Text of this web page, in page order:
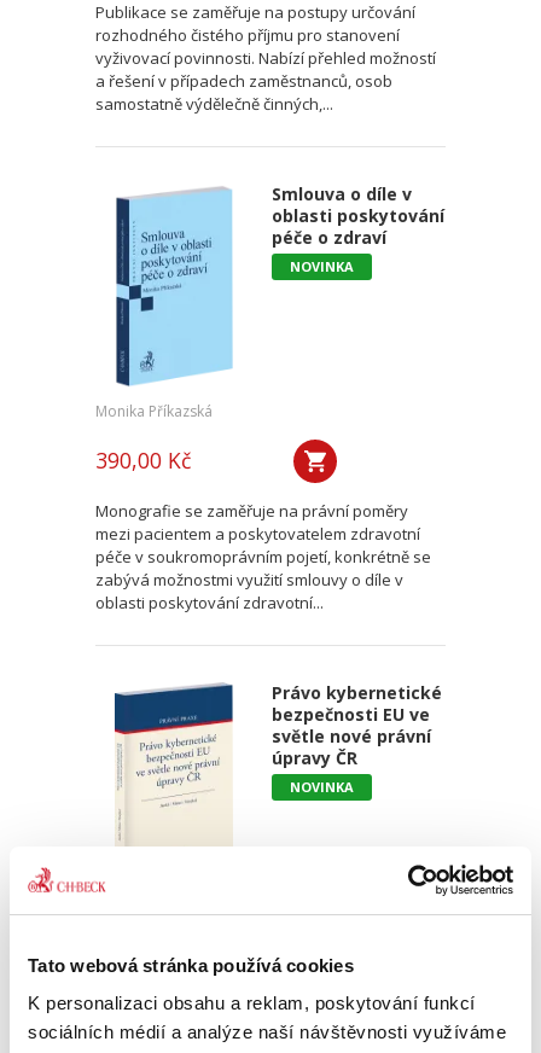
Tato webová stránka používá cookies
K personalizaci obsahu a reklam, poskytování funkcí
sociálních médií a analýze naší návštěvnosti využíváme
Publikace se zaměřuje na postupy určování
rozhodného čistého příjmu pro stanovení
vyživovací povinnosti. Nabízí přehled možností
a řešení v případech zaměstnanců, osob
samostatně výdělečně činných,...
Smlouva o díle v
oblasti poskytování
péče o zdraví
NOVINKA
Monika Příkazská
390,00 Kč
Monografie se zaměřuje na právní poměry
mezi pacientem a poskytovatelem zdravotní
péče v soukromoprávním pojetí, konkrétně se
zabývá možnostmi využití smlouvy o díle v
oblasti poskytování zdravotní...
Právo kybernetické
bezpečnosti EU ve
světle nové právní
úpravy ČR
NOVINKA
Martin Janků,Pavel Mates,Vladimír Smejkal
690,00 Kč
Cílem publikace je přiblížit obsah právní úpravy
fungování IT systémů a sítí nazývané jako